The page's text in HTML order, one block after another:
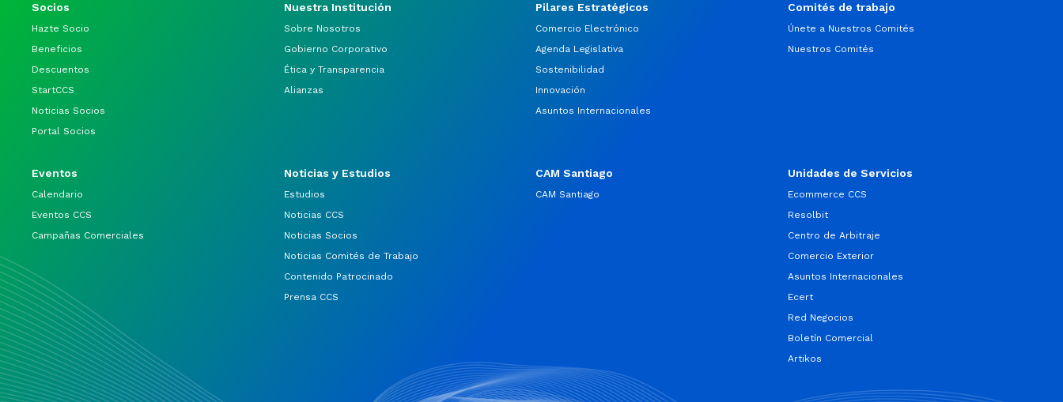
Socios
Hazte Socio
Beneficios
Descuentos
StartCCS
Noticias Socios
Portal Socios
Nuestra Institución
Sobre Nosotros
Gobierno Corporativo
Ética y Transparencia
Alianzas
Pilares Estratégicos
Comercio Electrónico
Agenda Legislativa
Sostenibilidad
Innovación
Asuntos Internacionales
Comités de trabajo
Únete a Nuestros Comités
Nuestros Comités
Eventos
Calendario
Eventos CCS
Campañas Comerciales
Noticias y Estudios
Estudios
Noticias CCS
Noticias Socios
Noticias Comités de Trabajo
Contenido Patrocinado
Prensa CCS
CAM Santiago
CAM Santiago
Unidades de Servicios
Ecommerce CCS
Resolbit
Centro de Arbitraje
Comercio Exterior
Asuntos Internacionales
Ecert
Red Negocios
Boletín Comercial
Artikos